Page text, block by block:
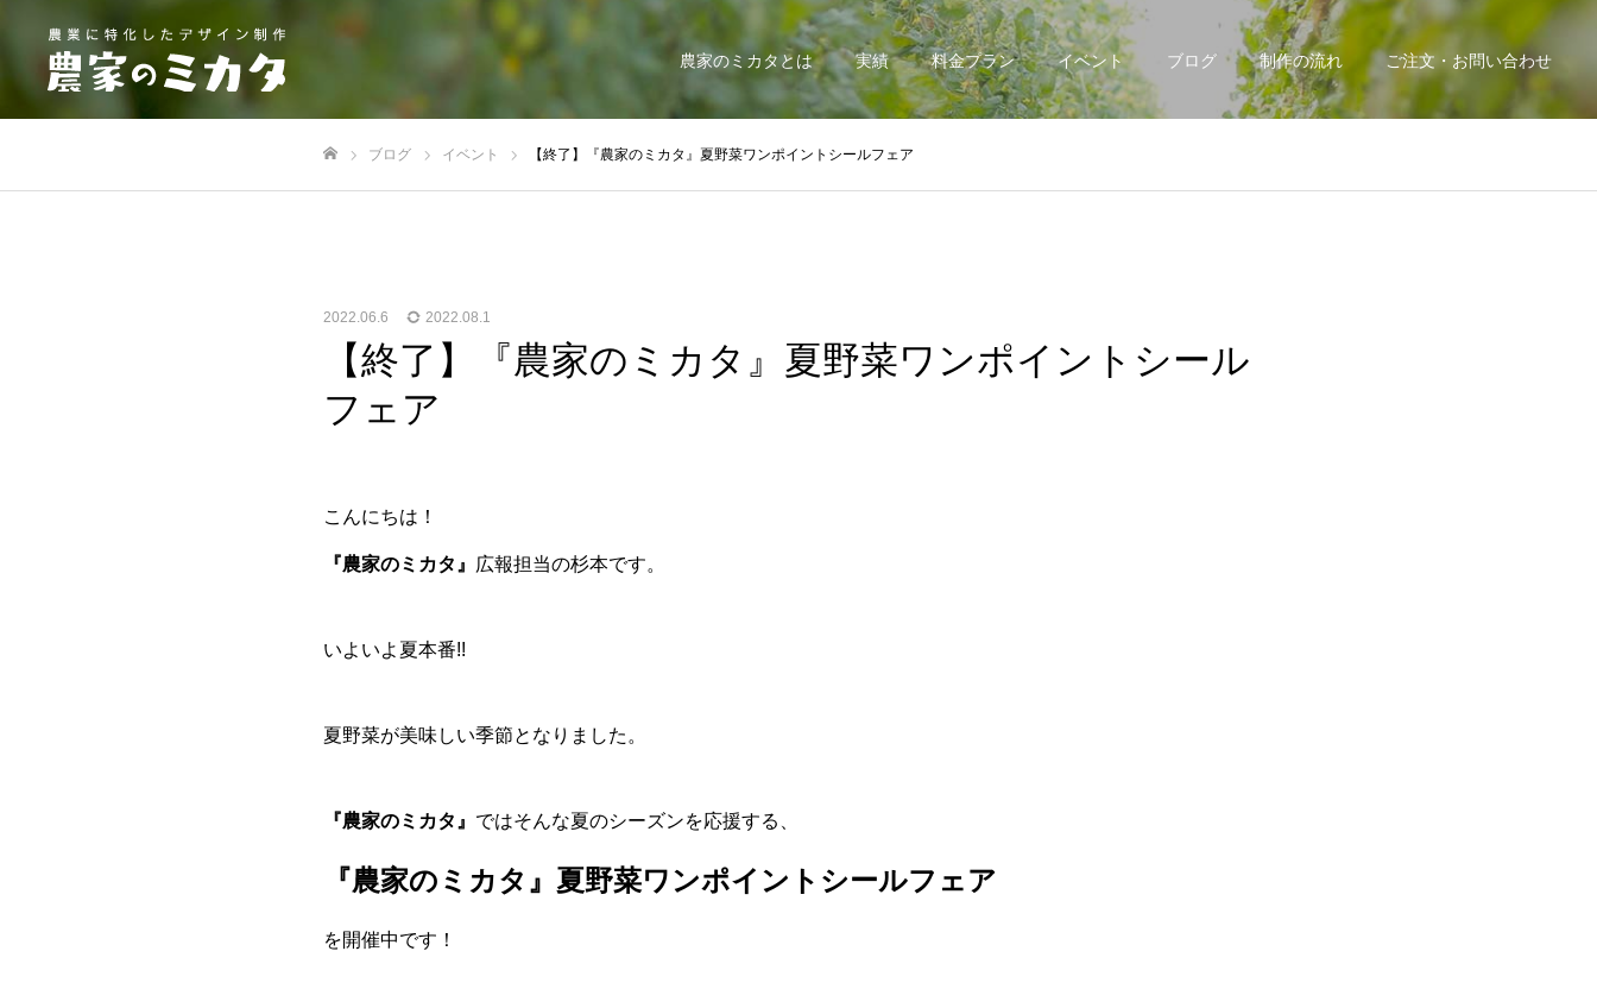
農家のミカタとは 実績 料金プラン イベント ブログ 制作の流れ ご注文・お問い合わせ
ブログ イベント 【終了】『農家のミカタ』夏野菜ワンポイントシールフェア
2022.06.6 2022.08.1
【終了】『農家のミカタ』夏野菜ワンポイントシール
フェア
こんにちは！
『農家のミカタ』 広報担当の杉本です。
いよいよ夏本番!!
夏野菜が美味しい季節となりました。
『農家のミカタ』 ではそんな夏のシーズンを応援する、
『農家のミカタ』夏野菜ワンポイントシールフェア
を開催中です！